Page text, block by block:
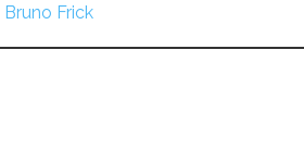
Bruno Frick